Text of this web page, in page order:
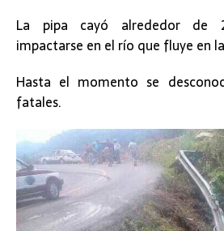
La pipa cayó alrededor de
impactarse en el río que fluye en
Hasta el momento se
fatales.